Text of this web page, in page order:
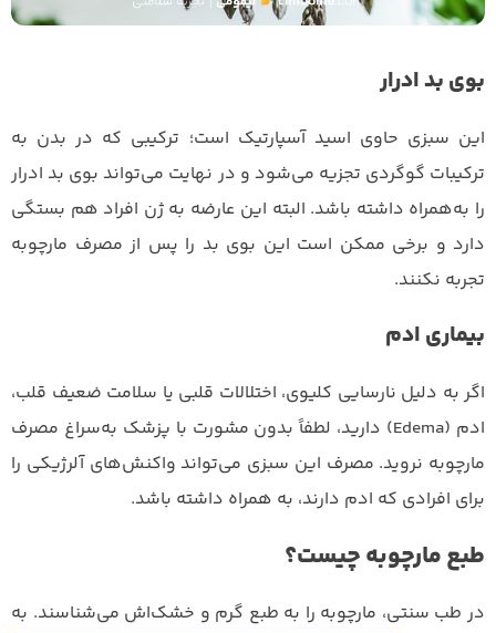
بوی بد ادرار
این سبزی حاوی اسید آسپارتیک است؛ ترکیبی که در بدن به
ترکیبات گوگردی تجزیه می‌شود و در نهایت می‌تواند بوی بد ادرار
را به‌همراه داشته باشد. البته این عارضه به ژن افراد هم بستگی
دارد و برخی ممکن است این بوی بد را پس از مصرف مارچوبه
تجربه نکنند.
بیماری ادم
اگر به دلیل نارسایی کلیوی، اختلالات قلبی یا سلامت ضعیف قلب،
ادم (Edema) دارید، لطفاً بدون مشورت با پزشک به‌سراغ مصرف
مارچوبه نروید. مصرف این سبزی می‌تواند واکنش‌های آلرژیکی را
برای افرادی که ادم دارند، به همراه داشته باشد.
طبع مارچوبه چیست؟
در طب سنتی، مارچوبه را به طبع گرم و خشک‌اش می‌شناسند. به